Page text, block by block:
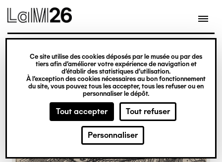
Gestion des cookies
Ce site utilise des cookies déposés par le musée ou par des
tiers afin d’améliorer votre expérience de navigation et
d’établir des statistiques d’utilisation.
À l’exception des cookies nécessaires au bon fonctionnement
du site, vous pouvez tous les accepter, tous les refuser ou en
personnaliser le dépôt.
Tout accepter Tout refuser
Personnaliser
contenu